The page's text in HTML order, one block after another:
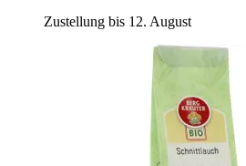
Zustellung bis 12. August